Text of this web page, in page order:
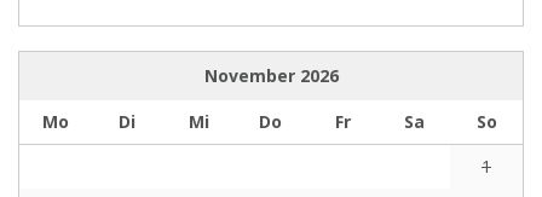
November 2026
Mo
Di Mi Do Fr Sa
So
1